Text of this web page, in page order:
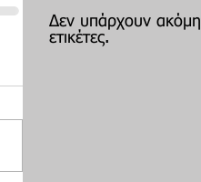
Δεν υπάρχουν ακόμη
ετικέτες.